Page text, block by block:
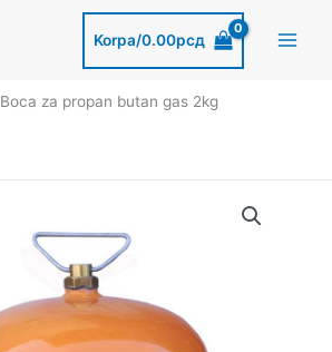
Korpa/0.00рсд
Boca za propan butan gas 2kg